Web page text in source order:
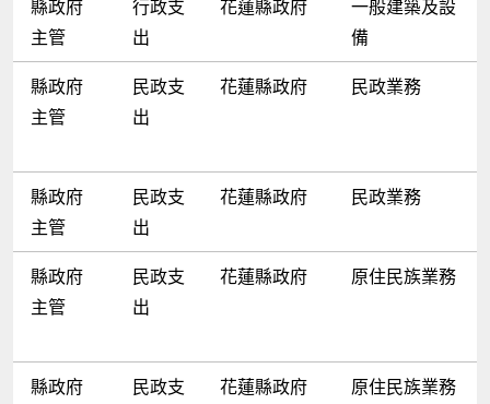
縣政府
主管
行政支
出
花蓮縣政府
一般建築及設
備
縣政府
主管
民政支
出
花蓮縣政府 民政業務
縣政府
主管
民政支
出
花蓮縣政府 民政業務
縣政府
主管
民政支
出
花蓮縣政府 原住民族業務
縣政府
民政支
花蓮縣政府 原住民族業務